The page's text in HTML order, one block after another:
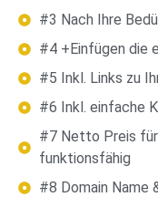
#3 Nach Ihre
#4 +Einfügen die
#5 Inkl. Links zu
#6 Inkl. einfache
#7 Netto Preis
funktionsfähig
#8 Domain Name